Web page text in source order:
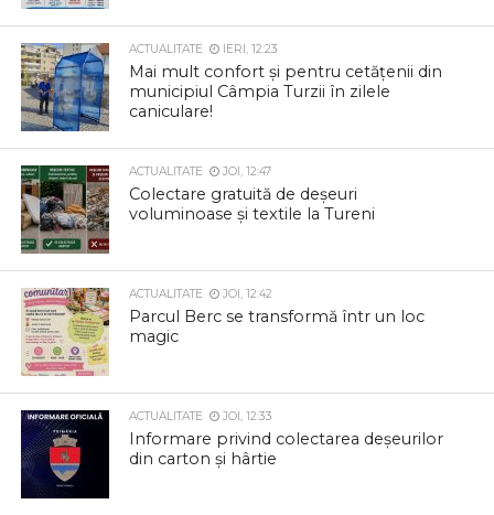
ACTUALITATE IERI, 12:23
Mai mult confort și pentru cetățenii din
municipiul Câmpia Turzii în zilele
caniculare!
ACTUALITATE JOI, 12:47
Colectare gratuită de deșeuri
voluminoase și textile la Tureni
ACTUALITATE JOI, 12:42
Parcul Berc se transformă într un loc
magic
ACTUALITATE JOI, 12:33
Informare privind colectarea deșeurilor
din carton și hârtie